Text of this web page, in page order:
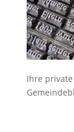
Ihre